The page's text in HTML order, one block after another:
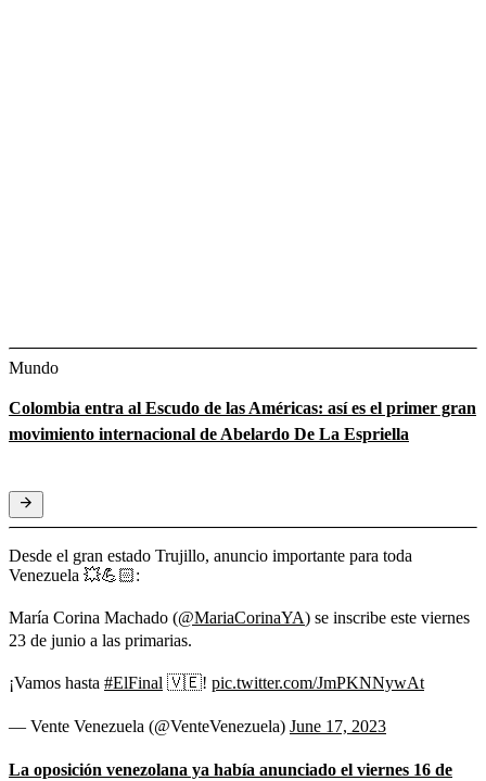
Mundo
Colombia entra al Escudo de las Américas: así es el primer gran
movimiento internacional de Abelardo De La Espriella
Desde el gran estado Trujillo, anuncio importante para toda
Venezuela 💥💪🏻:
María Corina Machado (@MariaCorinaYA) se inscribe este viernes
23 de junio a las primarias.
¡Vamos hasta #ElFinal 🇻🇪! pic.twitter.com/JmPKNNywAt
— Vente Venezuela (@VenteVenezuela) June 17, 2023
La oposición venezolana ya había anunciado el viernes 16 de